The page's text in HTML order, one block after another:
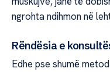
ngrohta ndihmon në
Rëndësia e
Edhe pse shumë